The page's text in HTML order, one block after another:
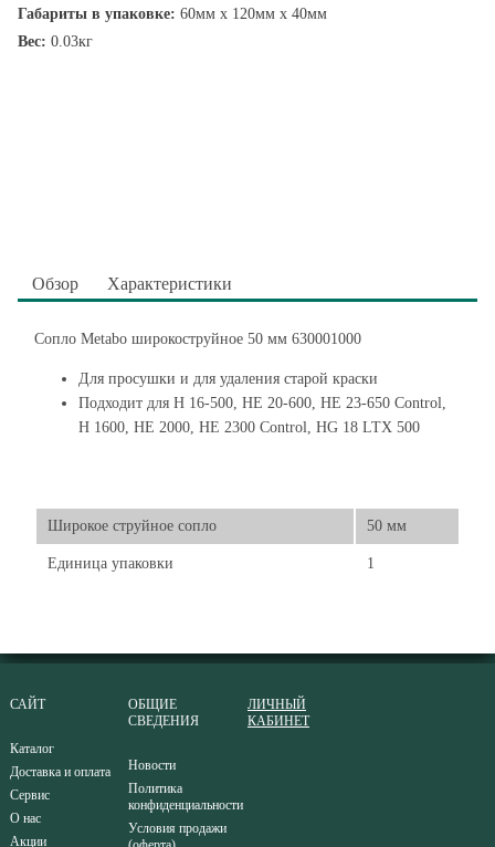
Габариты в упаковке: 60мм x 120мм x 40мм
Вес: 0.03кг
Обзор Характеристики
Сопло Metabo широкоструйное 50 мм 630001000
Для просушки и для удаления старой краски
Подходит для H 16-500, HE 20-600, HE 23-650 Control,
H 1600, HE 2000, HE 2300 Control, HG 18 LTX 500
Широкое струйное сопло 50 мм
Единица упаковки 1
САЙТ
Каталог
Доставка и оплата
Сервис
О нас
Акции
ОБЩИЕ
СВЕДЕНИЯ
Новости
Политика
конфиденциальности
Условия продажи
ЛИЧНЫЙ
КАБИНЕТ